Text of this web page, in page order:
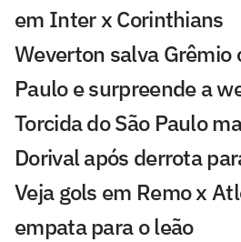
em Inter x Corinthians
Weverton salva Grêmio
Paulo e surpreende a
Torcida do São Paulo
Dorival após derrota
Veja gols em Remo x
empata para o leão